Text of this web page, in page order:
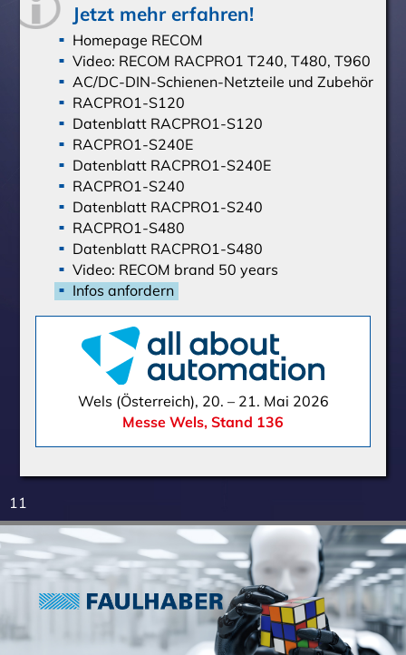
Jetzt mehr erfahren!
Homepage RECOM
Video: RECOM RACPRO1 T240, T480, T960
AC/DC-DIN-Schienen-Netzteile und Zubehör
RACPRO1-S120
Datenblatt RACPRO1-S120
RACPRO1-S240E
Datenblatt RACPRO1-S240E
RACPRO1-S240
Datenblatt RACPRO1-S240
RACPRO1-S480
Datenblatt RACPRO1-S480
Video: RECOM brand 50 years
Infos anfordern
Wels (Österreich), 20. – 21. Mai 2026
Messe Wels, Stand 136
11